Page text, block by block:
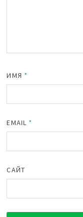
ИМЯ *
EMAIL *
САЙТ